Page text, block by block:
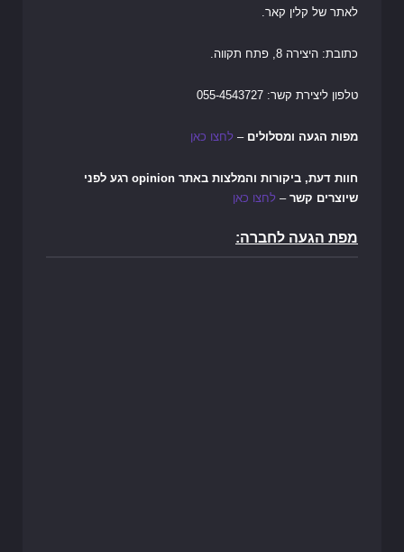
לאתר של קלין קאר.
כתובת: היצירה 8, פתח תקווה.
טלפון ליצירת קשר: 055-4543727
מפות הגעה ומסלולים – לחצו כאן
חוות דעת, ביקורות והמלצות באתר opinion רגע לפני
שיוצרים קשר – לחצו כאן
מפת הגעה לחברה: